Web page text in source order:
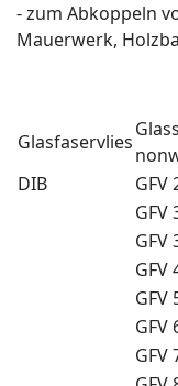
- zum Abkoppeln
Mauerwerk,
Glasfaservlies
DIB
GFV
GFV
GFV
GFV
GFV
GFV
GFV